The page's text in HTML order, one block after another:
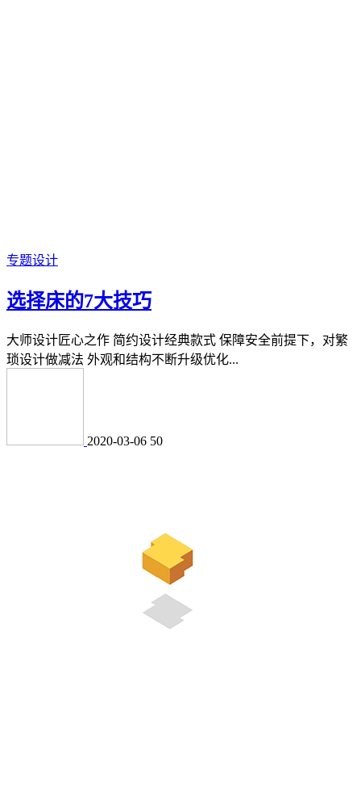
专题设计
选择床的7大技巧
大师设计匠心之作 简约设计经典款式 保障安全前提下，对繁
琐设计做减法 外观和结构不断升级优化...
2020-03-06 50